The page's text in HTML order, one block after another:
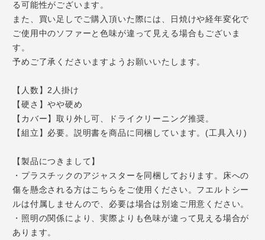
る可能性がございます。
また、買い足しでご購入頂いた際には、日焼けや経年変化で
ご使用中のソファーと色味が違って見える場合もございま
す。
予めご了承くださいますようお願いいたします。
【人数】2人掛け
【硬さ】やや硬め
【カバー】取り外し可、ドライクリーニング推奨。
【組立】必要。説明書を商品に同梱しています。(工具入り)
【製品につきまして】
・プラスチックのアジャスターを同梱しております。床への
傷を懸念される方はこちらをご使用ください。フエルトシー
ルは付属しませんので、必要は場合は別途ご用意ください。
・照明の関係により、実際よりも色味が違って見える場合が
あります。